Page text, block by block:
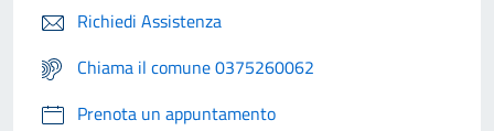
Richiedi Assistenza
Chiama il comune 0375260062
Prenota un appuntamento